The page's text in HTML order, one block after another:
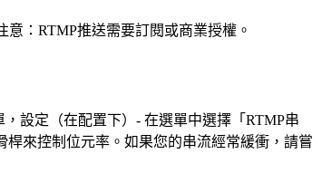
意：RTMP推送需要訂閱或商業授權。
設定（在配置下）- 在選單中選擇「RTMP串
來控制位元率。如果您的串流經常緩衝，請嘗